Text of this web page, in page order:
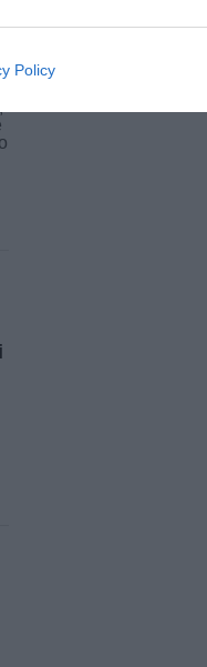
Policy